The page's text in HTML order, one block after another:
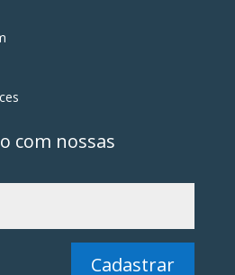
com nossas
Cadastrar